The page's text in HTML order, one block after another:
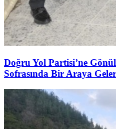
Doğru Yol Partisi’ne
Sofrasında Bir Araya